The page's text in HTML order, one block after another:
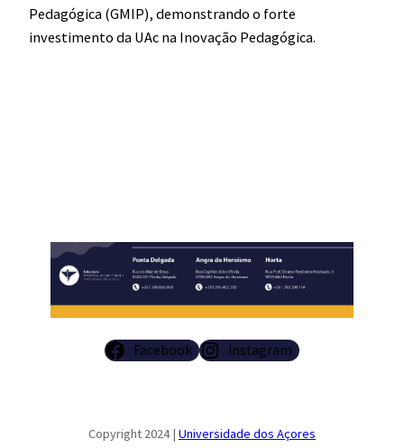
Pedagógica (GMIP), demonstrando o forte
investimento da UAc na Inovação Pedagógica.
Facebook Instagram
Copyright 2024 | Universidade dos Açores